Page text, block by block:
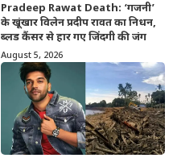
Pradeep Rawat Death: ‘गजनी’
के खूंखार विलेन प्रदीप रावत का निधन,
ब्लड कैंसर से हार गए जिंदगी की जंग
August 5, 2026